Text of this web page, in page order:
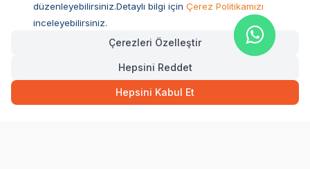
3.569,00 Hızlı Teslimat Kargo Bedava
SEPETE EKLE
Müşteri Hizmetleri
Sıkça Sorulan Sorular
Ovacık Mah. Hacıoğlu Sok. No:13 Başiskele / KOCAELİ
Müşteri Destek Hattı
düzenleyebilirsiniz.Detaylı bilgi için Çerez Politikamızı
inceleyebilirsiniz.
Çerezleri Özelleştir
Hepsini Reddet
Hepsini Kabul Et